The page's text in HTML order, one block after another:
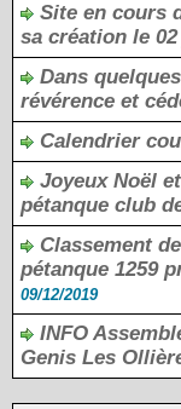
Site en cours
sa création le
Dans
révérence et
Calendrier
Joyeux Noël
pétanque club
Classement
pétanque 1259
09/12/2019
INFO
Genis Les